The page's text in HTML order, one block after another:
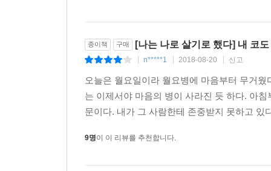
종이책 구매 [나는 나로 살기로 했다] 내 코
n*****1 2018-08-20 신고
오늘은 월요일이라 월요병에 마음부터 무거
는 이제서야 마음의 병이 사라진 듯 하다. 아
문이다. 내가 그 사람한테 존중받지 못하고
9명이 이 리뷰를 추천합니다.